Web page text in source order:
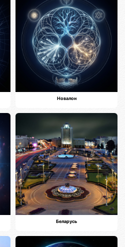
Новалон
Беларусь